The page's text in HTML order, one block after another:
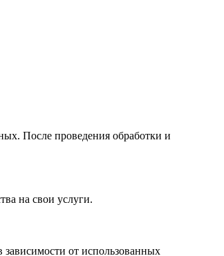
После проведения обработки и
на свои услуги.
от использованных